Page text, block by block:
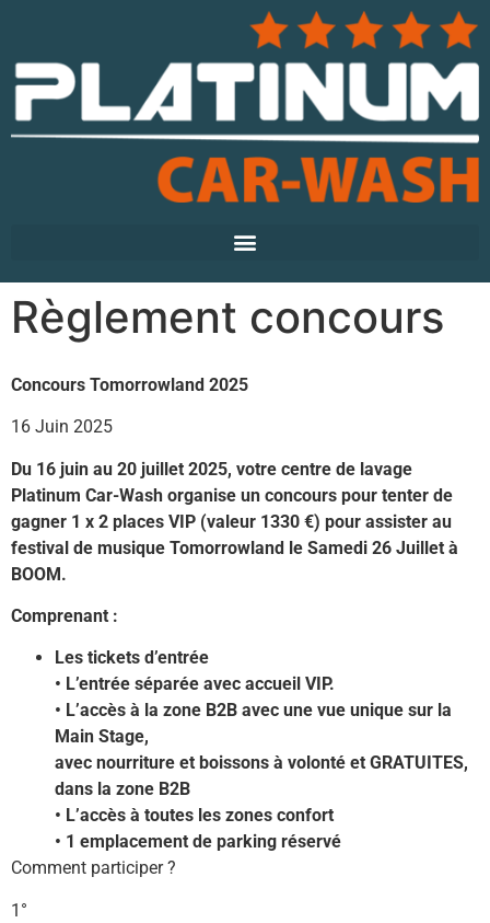
Règlement concours
Concours Tomorrowland 2025
16 Juin 2025
Du 16 juin au 20 juillet 2025, votre centre de lavage
Platinum Car-Wash organise un concours pour tenter de
gagner 1 x 2 places VIP (valeur 1330 €) pour assister au
festival de musique Tomorrowland le Samedi 26 Juillet à
BOOM.
Comprenant :
Les tickets d’entrée
• L’entrée séparée avec accueil VIP.
• L’accès à la zone B2B avec une vue unique sur la
Main Stage,
avec nourriture et boissons à volonté et GRATUITES,
dans la zone B2B
• L’accès à toutes les zones confort
• 1 emplacement de parking réservé
Comment participer ?
1°